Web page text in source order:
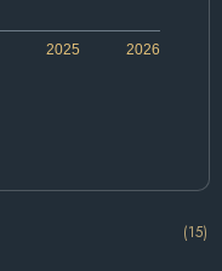
2026
2025
(15)